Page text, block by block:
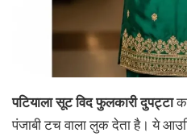
पटियाला सूट विद फुलकारी दुपट्टा
पंजाबी टच वाला लुक देता है। ये